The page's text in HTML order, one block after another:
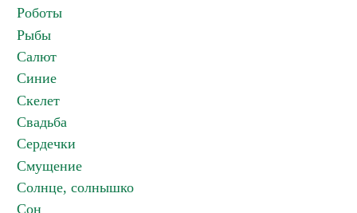
Роботы
Рыбы
Салют
Синие
Скелет
Свадьба
Сердечки
Смущение
Солнце, солнышко
Сон